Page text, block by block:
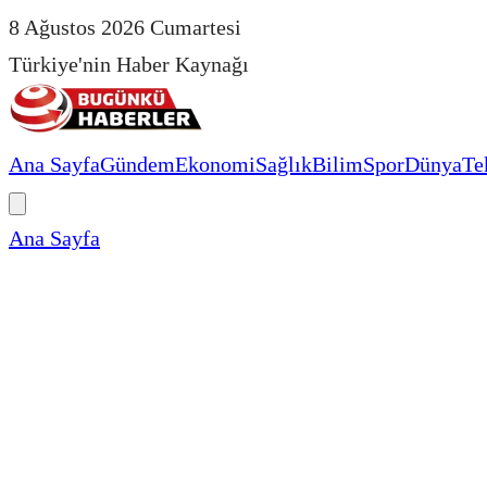
8 Ağustos 2026 Cumartesi
Türkiye'nin Haber Kaynağı
Ana SayfaGündemEkonomiSağlıkBilimSporDünya
Ana Sayfa